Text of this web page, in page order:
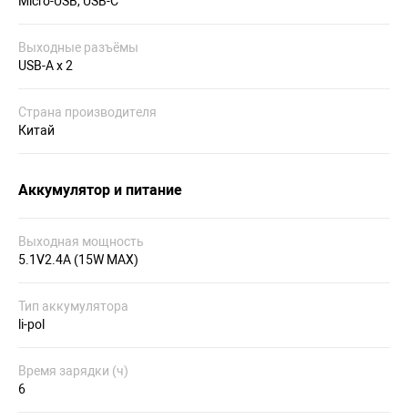
Выходные разъёмы
USB-A x 2
Страна производителя
Китай
Аккумулятор и питание
Выходная мощность
5.1V2.4A (15W MAX)
Тип аккумулятора
li-pol
Время зарядки (ч)
6